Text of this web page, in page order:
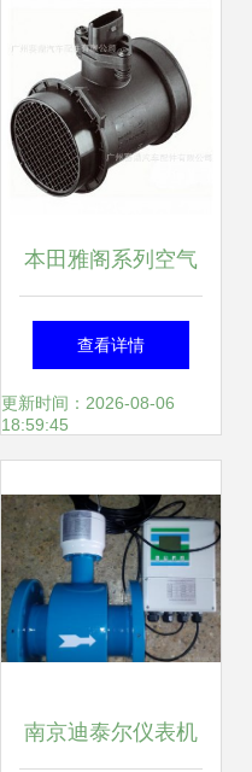
本田雅阁系列空气
流量计详解 适配
CB3至CP2型号的
查看详情
更新时间：2026-08-06
18:59:45
南京迪泰尔仪表机